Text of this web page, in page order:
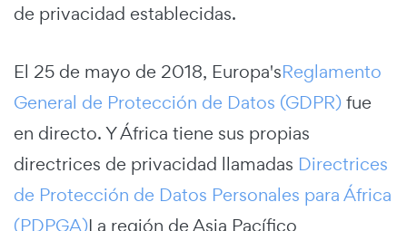
de privacidad establecidas.
El 25 de mayo de 2018, Europa'sReglamento
General de Protección de Datos (GDPR)fue
en directo. Y África tiene sus propias
directrices de privacidad llamadas Directrices
de Protección de Datos Personales para África
(PDPGA)La región de Asia Pacífico